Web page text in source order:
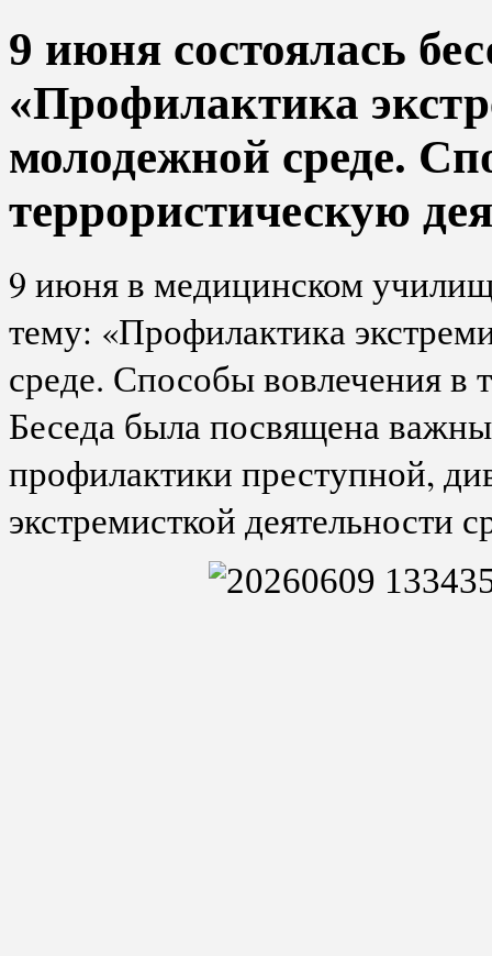
9 июня состоялась
«Профилактика
молодежной среде.
террористическую
9 июня в медицинском
тему: «Профилактика
среде. Способы вовлечения в
Беседа была посвящена
профилактики преступной,
экстремисткой деятельности